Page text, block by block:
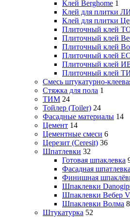
Клей Berghome 1
Клей для плитки
Клей для плитки
Плиточный клей
Плиточный клей
Плиточный клей
Плиточный клей ЕС
Плиточный клей
Плиточный клей
Смесь штукатурно-
Стяжка для пола 1
ТИМ 24
Тойлер (Toiler) 24
Фасадные материалы 14
Цемент 14
Цементные смеси 6
Церезит (Ceresit) 36
Шпатлевки 32
Готовая шпаклевка
Фасадная шпатлевка
Финишная
Шпаклевки
Шпаклевки Вебер
Шпаклевки Волма 8
Штукатурка 52